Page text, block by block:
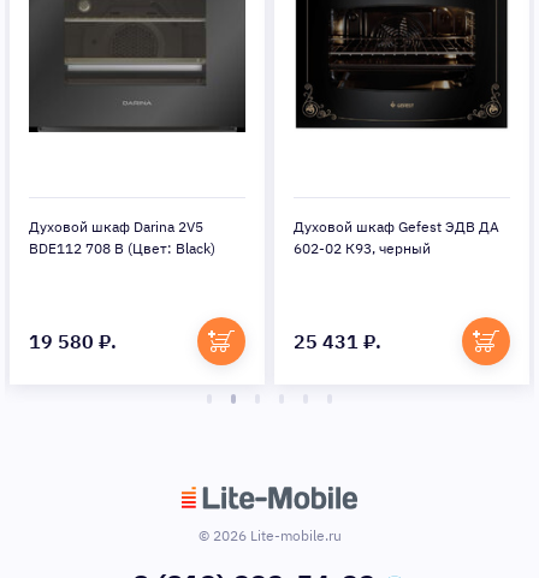
Духовой шкаф Darina 2V5
BDE112 708 B (Цвет: Black)
19 580 ₽.
Духовой шкаф Gefest ЭДВ ДА
602-02 К93, черный
25 431 ₽.
© 2026 Lite-mobile.ru